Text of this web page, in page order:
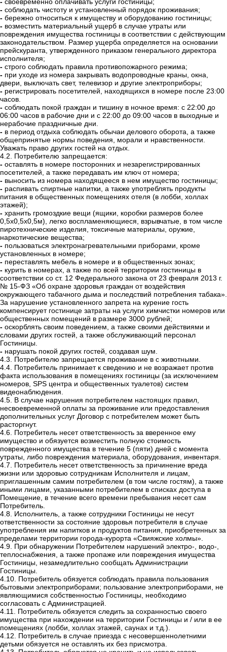
- своевременно оплачивать услуги гостиницы;
- соблюдать чистоту и установленный порядок проживания;
- бережно относиться к имуществу и оборудованию гостиницы;
- возместить материальный ущерб в случае утраты или
повреждения имущества гостиницы в соответствии с действующим
законодательством. Размер ущерба определяется на основании
прейскуранта, утвержденного приказом генерального директора
исполнителя;
- строго соблюдать правила противопожарного режима;
- при уходе из номера закрывать водопроводные краны, окна,
двери, выключать свет, телевизор и другие электроприборы;
- регистрировать посетителей, находящихся в номере после 23:00
часов.
- соблюдать покой граждан и тишину в ночное время: с 22:00 до
06:00 часов в рабочие дни и с 22:00 до 09:00 часов в выходные и
нерабочие праздничные дни.
- в период отдыха соблюдать обычаи делового оборота, а также
общепринятые нормы поведения, морали и нравственности.
Уважать право других гостей на отдых.
4.2. Потребителю запрещается:
- оставлять в номере посторонних и незарегистрированных
посетителей, а также передавать им ключ от номера;
- выносить из номера находящееся в нем имущество гостиницы;
- распивать спиртные напитки, а также употреблять продукты
питания в общественных помещениях отеля (в лобби, холлах
этажей);
- хранить громоздкие вещи (ящики, коробки размеров более
0,5x0,5x0,5м), легко воспламеняющиеся, взрывчатые, в том числе
пиротехнические изделия, токсичные материалы, оружие,
наркотические вещества;
- пользоваться электронагревательными приборами, кроме
установленных в номере;
- переставлять мебель в номере и в общественных зонах;
- курить в номерах, а также по всей территории гостиницы в
соответствии со ст. 12 Федерального закона от 23 февраля 2013 г.
№ 15-ФЗ «Об охране здоровья граждан от воздействия
окружающего табачного дыма и последствий потребления табака».
За нарушение установленного запрета на курение гость
компенсирует гостинице затраты на услуги химчистки номеров или
общественных помещений в размере 3000 рублей;
- оскорблять своим поведением, а также своими действиями и
словами других гостей, а также обслуживающий персонал
Гостиницы.
- нарушать покой других гостей, создавая шум.
4.3. Потребителю запрещается проживание в с животными.
4.4. Потребитель принимает к сведению и не возражает против
факта использования в помещениях гостиницы (за исключением
номеров, SPS центра и общественных туалетов) систем
видеонаблюдения.
4.5. В случае нарушения потребителем настоящих правил,
несвоевременной оплаты за проживание или предоставления
дополнительных услуг Договор с потребителем может быть
расторгнут.
4.6. Потребитель несет ответственность за вверенное ему
имущество и обязуется возместить полную стоимость
поврежденного имущества в течение 5 (пяти) дней с момента
утраты, либо повреждения материала, оборудования, инвентаря.
4.7. Потребитель несет ответственность за причинение вреда
жизни или здоровью сотрудникам Исполнителя и лицам,
приглашенным самим потребителем (в том числе гостям), а также
иными лицами, указанными потребителем в списках доступа в
Помещение, в течение всего времени пребывания несет сам
Потребитель.
4.8. Исполнитель, а также сотрудники Гостиницы не несут
ответственности за состояние здоровья потребителя в случае
употребления им напитков и продуктов питания, приобретенных за
пределами территории города-курорта «Свияжские холмы».
4.9. При обнаружении Потребителем нарушений электро-, водо-,
теплоснабжения, а также пропаже или повреждения имущества
Гостиницы, незамедлительно сообщать Администрации
Гостиницы.
4.10. Потребитель обязуется соблюдать правила пользования
бытовыми электроприборами; пользование электроприборами, не
являющимися собственностью Гостиницы, необходимо
согласовать с Администрацией.
4.11. Потребитель обязуется следить за сохранностью своего
имущества при нахождении на территории Гостиницы и / или в ее
помещениях (лобби, холлах этажей, саунах и т.д.).
4.12. Потребитель в случае приезда с несовершеннолетними
детьми обязуется не оставлять их без присмотра.